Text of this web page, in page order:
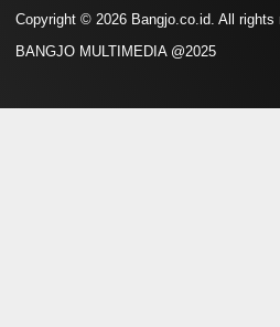
Copyright © 2026 Bangjo.co.id. All rights
BANGJO MULTIMEDIA @2025